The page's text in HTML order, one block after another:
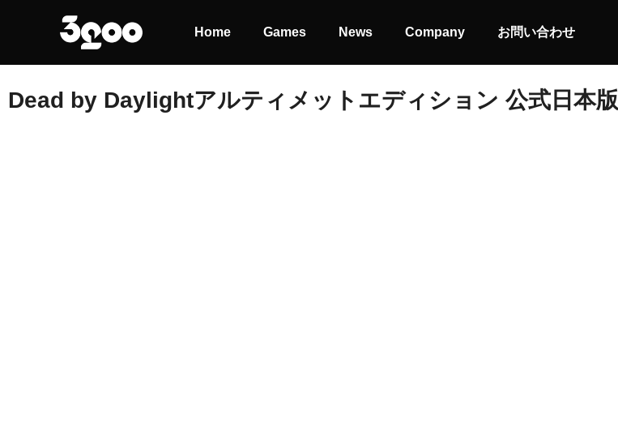
Home Games News Company お問い合わせ
Dead by Daylightアルティメットエディション 公式日本版